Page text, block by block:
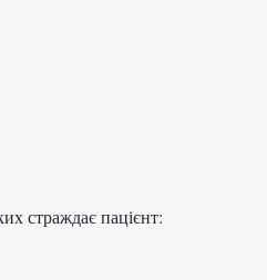
страждає пацієнт: